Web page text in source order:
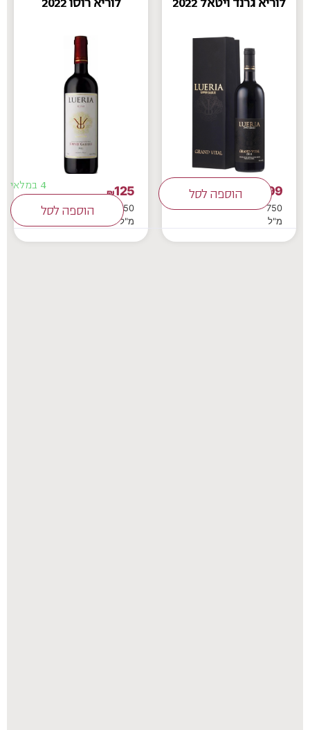
לוריא גרנד ויטאל 2022
199
750
מ"ל
הוספה לסל
לוריא רוסו 2022
₪125
750
מ"ל
4 במלאי
הוספה לסל